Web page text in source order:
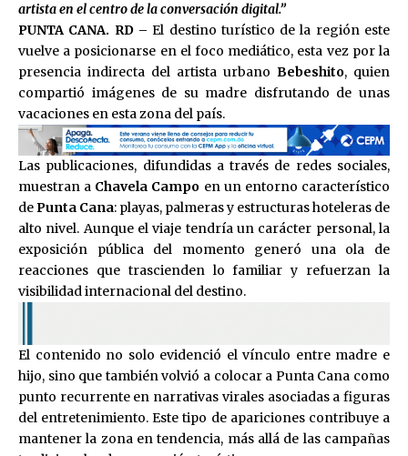
artista en el centro de la conversación digital.”
PUNTA CANA. RD – El destino turístico de la región este
vuelve a posicionarse en el foco mediático, esta vez por la
presencia indirecta del artista urbano Bebeshito, quien
compartió imágenes de su madre disfrutando de unas
vacaciones en esta zona del país.
Las publicaciones, difundidas a través de redes sociales,
muestran a Chavela Campo en un entorno característico
dePunta Cana: playas, palmeras y estructuras hoteleras de
alto nivel. Aunque el viaje tendría un carácter personal, la
exposición pública del momento generó una ola de
reacciones que trascienden lo familiar y refuerzan la
visibilidad internacional del destino.
El contenido no solo evidenció el vínculo entre madre e
hijo, sino que también volvió a colocar a Punta Cana como
punto recurrente en narrativas virales asociadas a figuras
del entretenimiento. Este tipo de apariciones contribuye a
mantener la zona en tendencia, más allá de las campañas